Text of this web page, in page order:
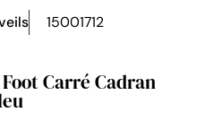
15001712
Carré Cadran